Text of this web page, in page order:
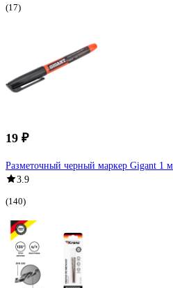
(17)
19 ₽
Разметочный черный маркер Gigant 1
3.9
(140)